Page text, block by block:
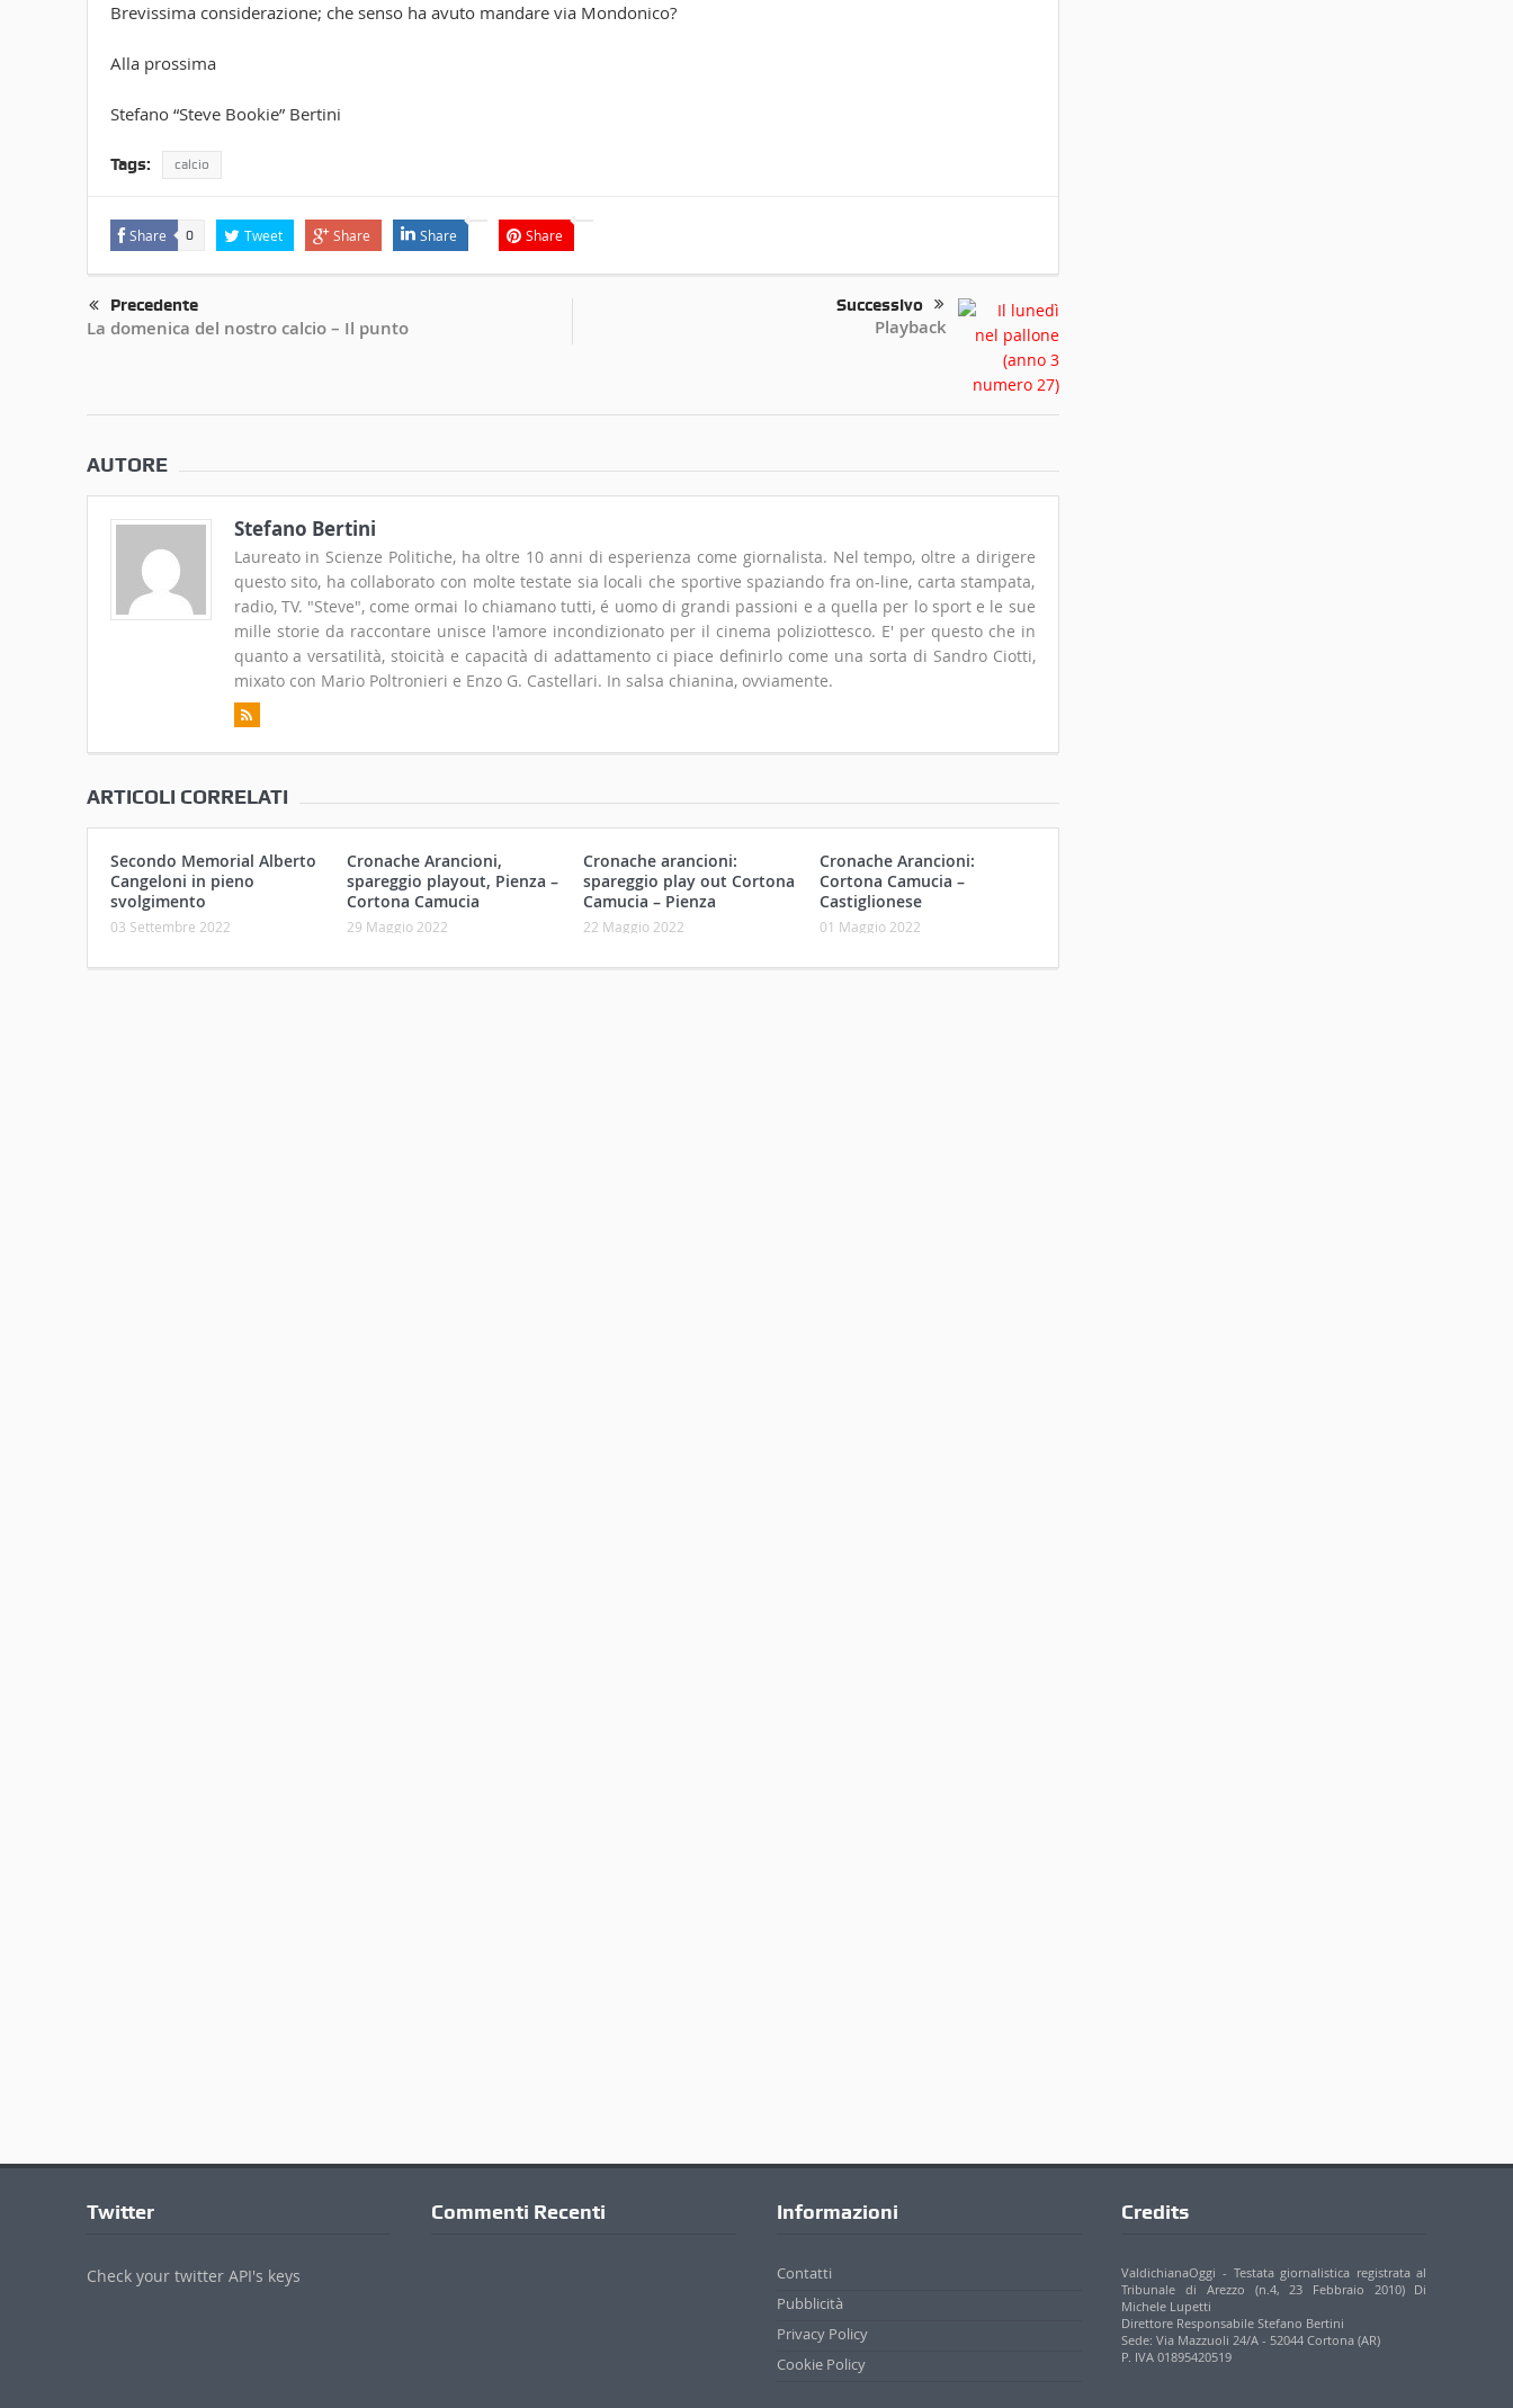
Brevissima considerazione; che senso ha avuto mandare via Mondonico?
Alla prossima
Stefano “Steve Bookie” Bertini
Tags: calcio
Share 0 Tweet Share Share Share
Precedente
La domenica del nostro calcio – Il punto
Successivo
Playback
AUTORE
Stefano Bertini
Laureato in Scienze Politiche, ha oltre 10 anni di esperienza come giornalista. Nel tempo, oltre a dirigere
questo sito, ha collaborato con molte testate sia locali che sportive spaziando fra on-line, carta stampata,
radio, TV. "Steve", come ormai lo chiamano tutti, é uomo di grandi passioni e a quella per lo sport e le sue
mille storie da raccontare unisce l'amore incondizionato per il cinema poliziottesco. E' per questo che in
quanto a versatilità, stoicità e capacità di adattamento ci piace definirlo come una sorta di Sandro Ciotti,
mixato con Mario Poltronieri e Enzo G. Castellari. In salsa chianina, ovviamente.
ARTICOLI CORRELATI
Secondo Memorial Alberto
Cangeloni in pieno
svolgimento
03 Settembre 2022
Cronache Arancioni,
spareggio playout, Pienza –
Cortona Camucia
29 Maggio 2022
Cronache arancioni:
spareggio play out Cortona
Camucia – Pienza
22 Maggio 2022
Cronache Arancioni:
Cortona Camucia –
Castiglionese
01 Maggio 2022
Twitter
Check your twitter API's keys
Commenti Recenti Informazioni
Contatti
Pubblicità
Privacy Policy
Cookie Policy
Credits
ValdichianaOggi - Testata giornalistica registrata al
Tribunale di Arezzo (n.4, 23 Febbraio 2010) Di
Michele Lupetti
Direttore Responsabile Stefano Bertini
Sede: Via Mazzuoli 24/A - 52044 Cortona (AR)
P. IVA 01895420519